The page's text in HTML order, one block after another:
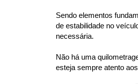
Sendo elementos
de estabilidade no
necessária.
Não há uma
esteja sempre atento